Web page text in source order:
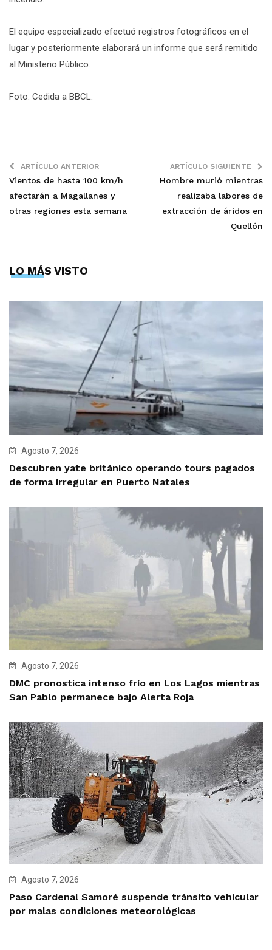
El equipo especializado efectuó registros fotográficos en el
lugar y posteriormente elaborará un informe que será remitido
al Ministerio Público.
Foto: Cedida a BBCL.
ARTÍCULO ANTERIOR
Vientos de hasta 100 km/h
afectarán a Magallanes y
otras regiones esta semana
ARTÍCULO SIGUIENTE
Hombre murió mientras
realizaba labores de
extracción de áridos en
Quellón
LO MÁS VISTO
Agosto 7, 2026
Descubren yate británico operando tours pagados
de forma irregular en Puerto Natales
Agosto 7, 2026
DMC pronostica intenso frío en Los Lagos mientras
San Pablo permanece bajo Alerta Roja
Agosto 7, 2026
Paso Cardenal Samoré suspende tránsito vehicular
por malas condiciones meteorológicas